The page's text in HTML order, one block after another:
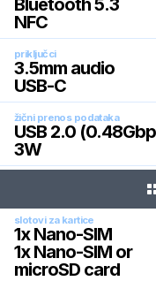
Bluetooth 5.3
NFC
priključci
3.5mm audio
USB-C
žični prenos podataka
USB 2.0
3W
slotovi za kartice
1x Nano-SIM
1x Nano-SIM or
microSD card